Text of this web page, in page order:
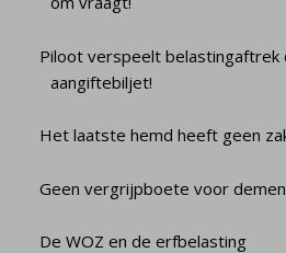
Piloot verspeelt belastingaftrek
aangiftebiljet!
Het laatste hemd heeft geen
Geen vergrijpboete voor
De WOZ en de erfbelasting